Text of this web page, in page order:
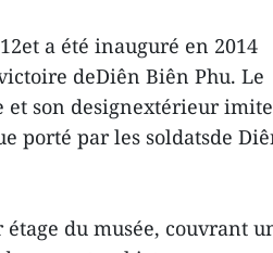
a été inauguré en 2014
deDiên Biên Phu. Le
son designextérieur
porté par les soldatsde
étage du musée, couvrant